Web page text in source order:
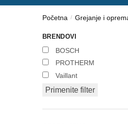
Početna / Grejanje i
BRENDOVI
BOSCH
PROTHERM
Vaillant
Primenite filter